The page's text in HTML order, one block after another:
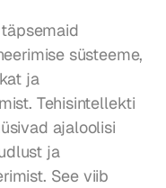
süsteeme,
ja
Tehisintellekti
ajaloolisi
ja
See viib